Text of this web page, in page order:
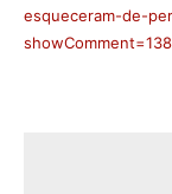
esqueceram-de-